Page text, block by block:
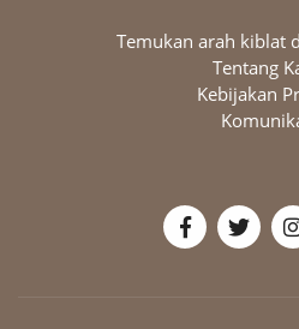
Temukan arah kiblat
Tentang
Kebijakan